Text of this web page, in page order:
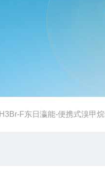
F东日瀛能-便携式溴甲